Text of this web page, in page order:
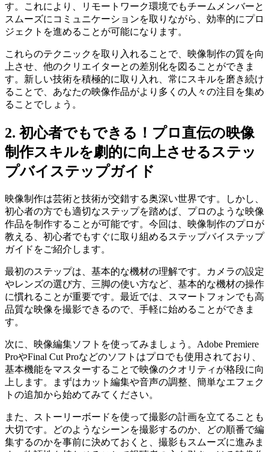
す。これにより、リモートワーク環境でもチームメンバーと
スムーズにコミュニケーションを取りながら、効率的にプロ
ジェクトを進めることが可能になります。
これらのテクニックを取り入れることで、映像制作の質を向
上させ、他のクリエイターとの差別化を図ることができま
す。新しい技術を積極的に取り入れ、常にスキルを磨き続け
ることで、あなたの映像作品がより多くの人々の注目を集め
ることでしょう。
2. 初心者でもできる！プロ直伝の映像
制作スキルを劇的に向上させるステッ
プバイステップガイド
映像制作は芸術と技術が交錯する奥深い世界です。しかし、
初心者の方でも適切なステップを踏めば、プロのような映像
作品を制作することが可能です。今回は、映像制作のプロが
教える、初心者でもすぐに取り組めるステップバイステップ
ガイドをご紹介します。
最初のステップは、基本的な機材の理解です。カメラの設定
やレンズの選び方、三脚の使い方など、基本的な機材の操作
に慣れることが重要です。最近では、スマートフォンでも高
品質な映像を撮影できるので、手軽に始めることができま
す。
次に、映像編集ソフトを使ってみましょう。Adobe Premiere
ProやFinal Cut Proなどのソフトはプロでも使用されており、
基本機能をマスターすることで映像のクオリティが格段に向
上します。まずはカット編集や音声の調整、簡単なエフェク
トの追加から始めてみてください。
また、ストーリーボードを使って撮影の計画を立てることも
大切です。どのようなシーンを撮影するのか、どの順番で編
集するのかを事前に決めておくと、撮影もスムーズに進みま